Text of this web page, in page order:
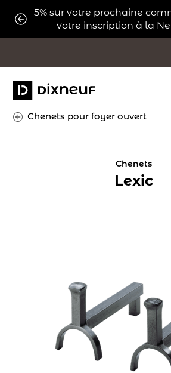
-5% sur votre prochaine
votre inscription à la
Chenets pour foyer ouvert
Chenets
Lexic